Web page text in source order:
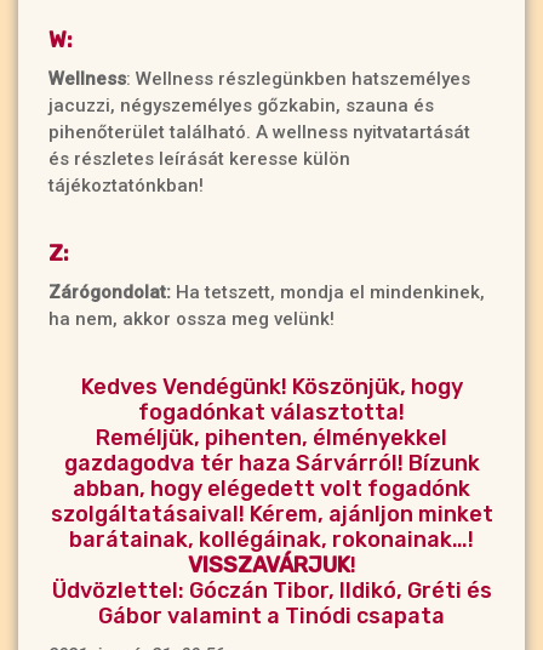
W:
Wellness: Wellness részlegünkben hatszemélyes
jacuzzi, négyszemélyes gőzkabin, szauna és
pihenőterület található. A wellness nyitvatartását
és részletes leírását keresse külön
tájékoztatónkban!
Z:
Zárógondolat: Ha tetszett, mondja el mindenkinek,
ha nem, akkor ossza meg velünk!
Kedves Vendégünk! Köszönjük, hogy
fogadónkat választotta!
Reméljük, pihenten, élményekkel
gazdagodva tér haza Sárvárról! Bízunk
abban, hogy elégedett volt fogadónk
szolgáltatásaival! Kérem, ajánljon minket
barátainak, kollégáinak, rokonainak…!
VISSZAVÁRJUK!
Üdvözlettel: Góczán Tibor, Ildikó, Gréti és
Gábor valamint a Tinódi csapata